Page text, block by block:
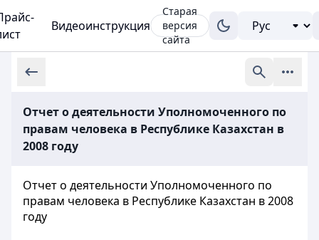
Видеоинструкция
Старая
версия
сайта
Отчет о деятельности Уполномоченного по
правам человека в Республике Казахстан в
2008 году
Отчет о деятельности Уполномоченного по
правам человека в Республике Казахстан в 2008
году